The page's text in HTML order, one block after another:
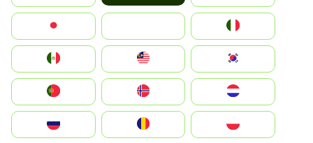
South Korea
Nederland